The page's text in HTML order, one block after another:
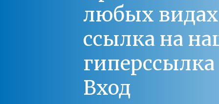
любых
ссылка на
Вход